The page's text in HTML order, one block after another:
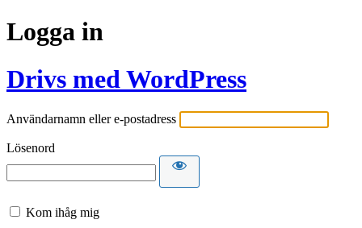
Logga in
Drivs med WordPress
Användarnamn eller e-postadress
Lösenord
Kom ihåg mig